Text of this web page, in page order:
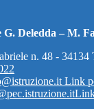
G. Deledda – M.
n. 48 - 34134
Link